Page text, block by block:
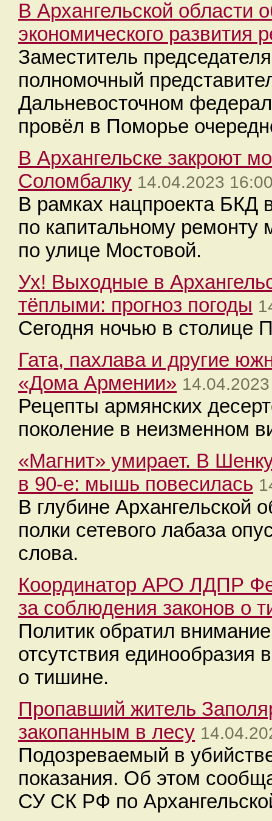
В Архангельской области
экономического развития
Заместитель
полномочный
Дальневосточном
провёл в Поморье
В Архангельске закроют
Соломбалку 14.04.2023
В рамках нацпроекта БКД
по капитальному ремонту
по улице Мостовой.
Ух! Выходные в
тёплыми: прогноз погоды
Сегодня ночью в столице
Гата, пахлава и другие
«Дома Армении»
Рецепты армянских
поколение в неизменном
«Магнит» умирает. В
в 90-е: мышь повесилась
В глубине Архангельской
полки сетевого лабаза
слова.
Координатор АРО ЛДПР
за соблюдения законов о
Политик обратил
отсутствия единообразия
о тишине.
Пропавший житель
закопанным в лесу
Подозреваемый в
показания. Об этом
СУ СК РФ по